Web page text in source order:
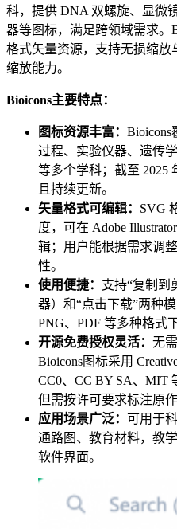
科，提供 DNA 双螺旋、显微
器等图标，满足跨领域需求。
格式矢量资源，支持无损缩
缩放能力。
Bioicons主要特点：
图标资源丰富：
过程、实验仪器、遗传
等多个学科；截至 2025
且持续更新。
矢量格式可编辑： SVG
度，可在 Adobe
辑；用户能根据需求调
性。
使用便捷： 支持“复制到
器）和“点击下载”两种
PNG、PDF 等多种格式
开源免费授权灵活： 无
Bioicons图标采用
CC0、CC BY SA、MIT
但需按许可要求标注原作
应用场景广泛： 可用于
通路图、教育材料，教
软件界面。